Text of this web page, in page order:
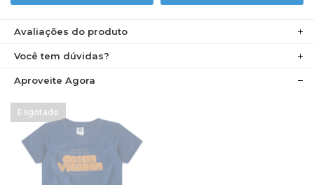
Avaliações do produto
Você tem dúvidas?
Aproveite Agora